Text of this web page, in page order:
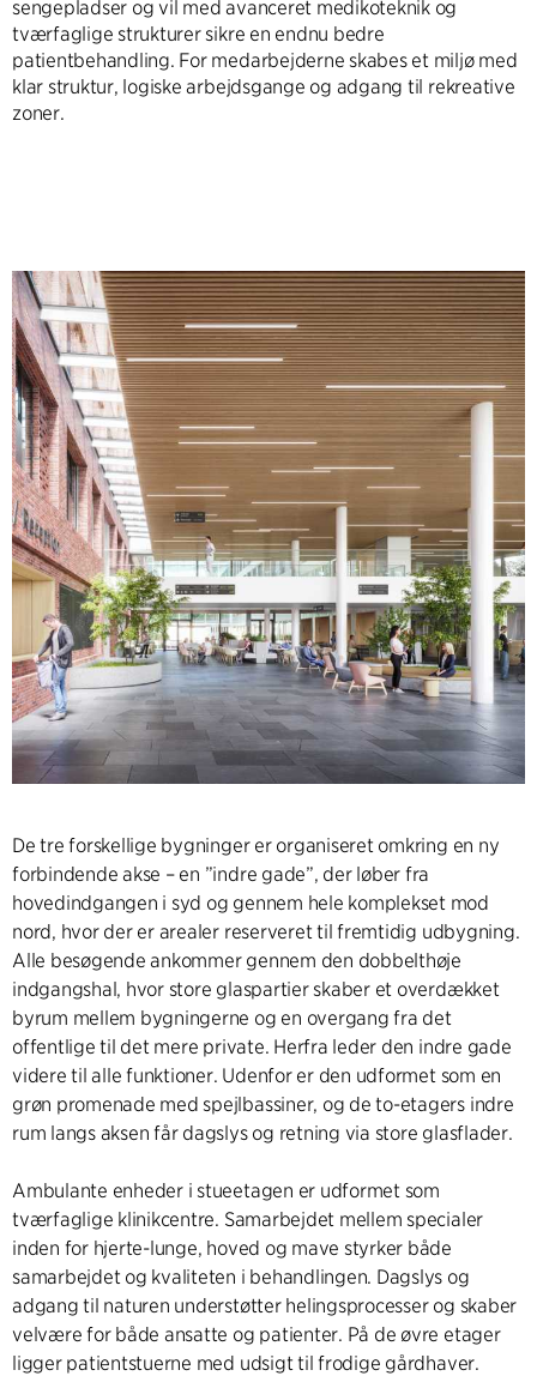
sengepladser og vil med avanceret medikoteknik og
tværfaglige strukturer sikre en endnu bedre
patientbehandling. For medarbejderne skabes et miljø med
klar struktur, logiske arbejdsgange og adgang til rekreative
zoner.
De tre forskellige bygninger er organiseret omkring en ny
forbindende akse – en ”indre gade”, der løber fra
hovedindgangen i syd og gennem hele komplekset mod
nord, hvor der er arealer reserveret til fremtidig udbygning.
Alle besøgende ankommer gennem den dobbelthøje
indgangshal, hvor store glaspartier skaber et overdækket
byrum mellem bygningerne og en overgang fra det
offentlige til det mere private. Herfra leder den indre gade
videre til alle funktioner. Udenfor er den udformet som en
grøn promenade med spejlbassiner, og de to-etagers indre
rum langs aksen får dagslys og retning via store glasflader.
Ambulante enheder i stueetagen er udformet som
tværfaglige klinikcentre. Samarbejdet mellem specialer
inden for hjerte-lunge, hoved og mave styrker både
samarbejdet og kvaliteten i behandlingen. Dagslys og
adgang til naturen understøtter helingsprocesser og skaber
velvære for både ansatte og patienter. På de øvre etager
ligger patientstuerne med udsigt til frodige gårdhaver.